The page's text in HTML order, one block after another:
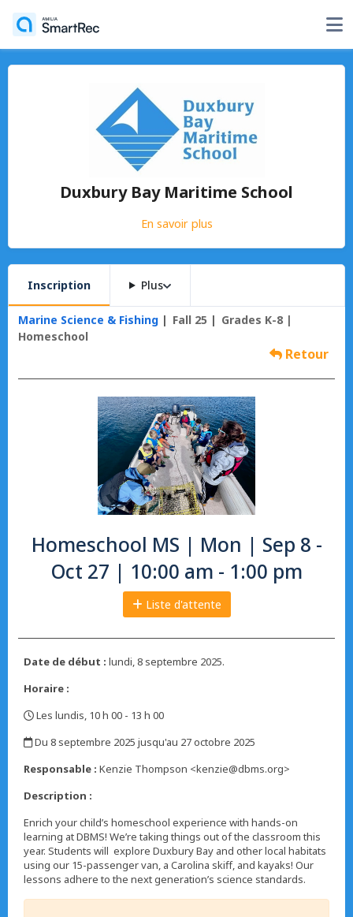
Duxbury Bay Maritime School
En savoir plus
Inscription Plus
Marine Science & Fishing Fall 25
Grades K-8 |
Homeschool
Retour
Homeschool MS | Mon | Sep 8 -
Oct 27 | 10:00 am - 1:00 pm
Liste d'attente
Date de début : lundi, 8 septembre 2025.
Horaire :
Les lundis, 10 h 00 - 13 h 00
Du 8 septembre 2025 jusqu'au 27 octobre 2025
Responsable : Kenzie Thompson <kenzie@dbms.org>
Description :
Enrich your child’s homeschool experience with hands-on
learning at DBMS! We’re taking things out of the classroom this
year. Students will explore Duxbury Bay and other local habitats
using our 15-passenger van, a Carolina skiff, and kayaks! Our
lessons adhere to the next generation’s science standards.